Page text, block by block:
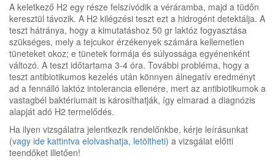
A keletkező H2 egy része felszívódik a véráramba, majd a tüdőn
keresztül távozik. A H2 kilégzési teszt ezt a hidrogént detektálja. A
teszt hátránya, hogy a kimutatáshoz 50 gr laktóz fogyasztása
szükséges, mely a tejcukor érzékenyek számára kellemetlen
tüneteket okoz; e tünetek formája és súlyossága egyénenként
változó. A teszt időtartama 3-4 óra. További probléma, hogy a
teszt antibiotikumos kezelés után könnyen álnegatív eredményt
ad a fennálló laktóz intolerancia ellenére, mert az antibiotikumok a
vastagbél baktériumait is károsíthatják, így elmarad a diagnózis
alapját adó H2 termelődés.
Ha ilyen vizsgálatra jelentkezik rendelőnkbe, kérje leírásunkat
(vagy ide kattintva elolvashatja, letöltheti) a vizsgálat előtti
teendőket illetően!